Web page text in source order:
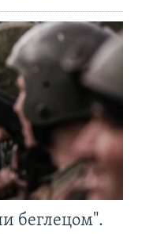
беглецом".